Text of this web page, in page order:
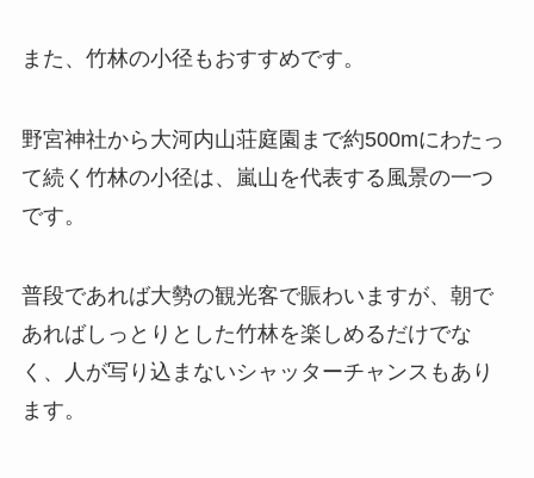
また、竹林の小径もおすすめです。
野宮神社から大河内山荘庭園まで約500mにわたっ
て続く竹林の小径は、嵐山を代表する風景の一つ
です。
普段であれば大勢の観光客で賑わいますが、朝で
あればしっとりとした竹林を楽しめるだけでな
く、人が写り込まないシャッターチャンスもあり
ます。